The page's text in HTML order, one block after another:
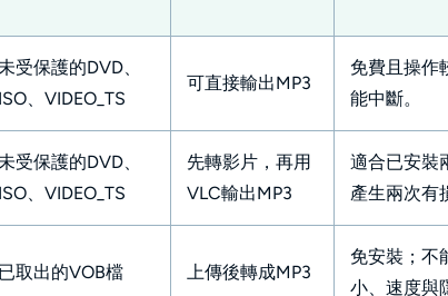
未受保護的DVD、
ISO、VIDEO_TS
可直接輸出MP3
免費且操作
能中斷。
未受保護的DVD、
ISO、VIDEO_TS
先轉影片，再用
VLC輸出MP3
適合已安裝
產生兩次有
已取出的VOB檔 上傳後轉成MP3
免安裝；不
小、速度與